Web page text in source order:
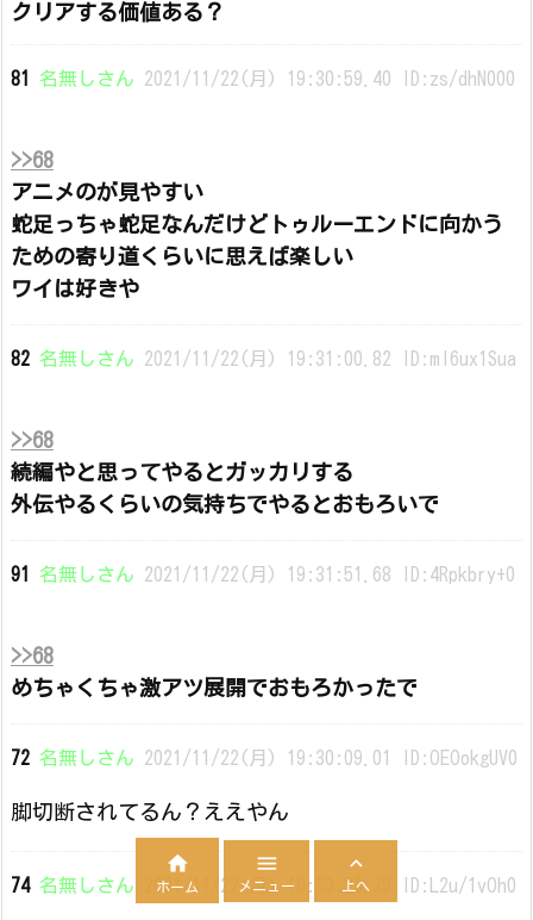
クリアする価値ある？
81 名無しさん 2021/11/22(月) 19:30:59.40 ID:zs/dhN000
>>68
アニメのが見やすい
蛇足っちゃ蛇足なんだけどトゥルーエンドに向かう
ための寄り道くらいに思えば楽しい
ワイは好きや
82 名無しさん 2021/11/22(月) 19:31:00.82 ID:mI6ux1Sua
>>68
続編やと思ってやるとガッカリする
外伝やるくらいの気持ちでやるとおもろいで
91 名無しさん 2021/11/22(月) 19:31:51.68 ID:4Rpkbry+0
>>68
めちゃくちゃ激アツ展開でおもろかったで
72 名無しさん 2021/11/22(月) 19:30:09.01 ID:OEOokgUV0
脚切断されてるん？ええやん
74 名無しさん 2021/11/22(月) 19:30:23.39 ID:L2u/1vOh0

ホーム

メニュー

上へ